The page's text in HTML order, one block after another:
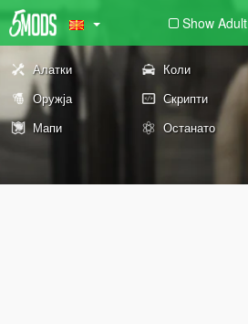
Show Adult
Алатки Коли
Оружја
Скрипти
Мапи
Останато